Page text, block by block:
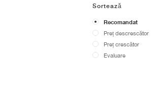
Sortează
Recomandat
Preț descrescător
Preț crescător
Evaluare